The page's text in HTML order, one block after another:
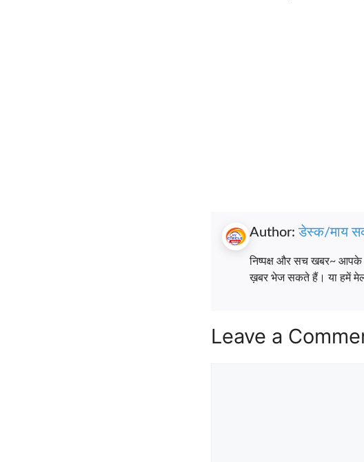
Author:डेस्क/माय
निष्पक्ष और सच खबर~ आपके
ख़बर भेज सकते हैं। या हमें
Leave a